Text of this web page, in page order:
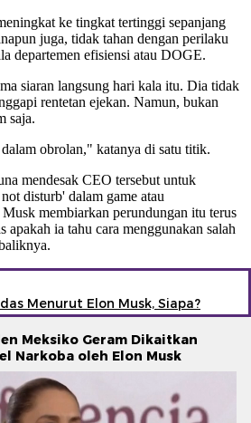
ke tingkat tertinggi sepanjang
juga, tidak tahan dengan perilaku
departemen efisiensi atau DOGE.
siaran langsung hari kala itu. Dia tidak
rentetan ejekan. Namun, bukan
saja.
obrolan," katanya di satu titik.
mendesak CEO tersebut untuk
disturb' dalam game atau
membiarkan perundungan itu terus
apakah ia tahu cara menggunakan salah
Menurut Elon Musk, Siapa?
Meksiko Geram Dikaitkan
Narkoba oleh Elon Musk